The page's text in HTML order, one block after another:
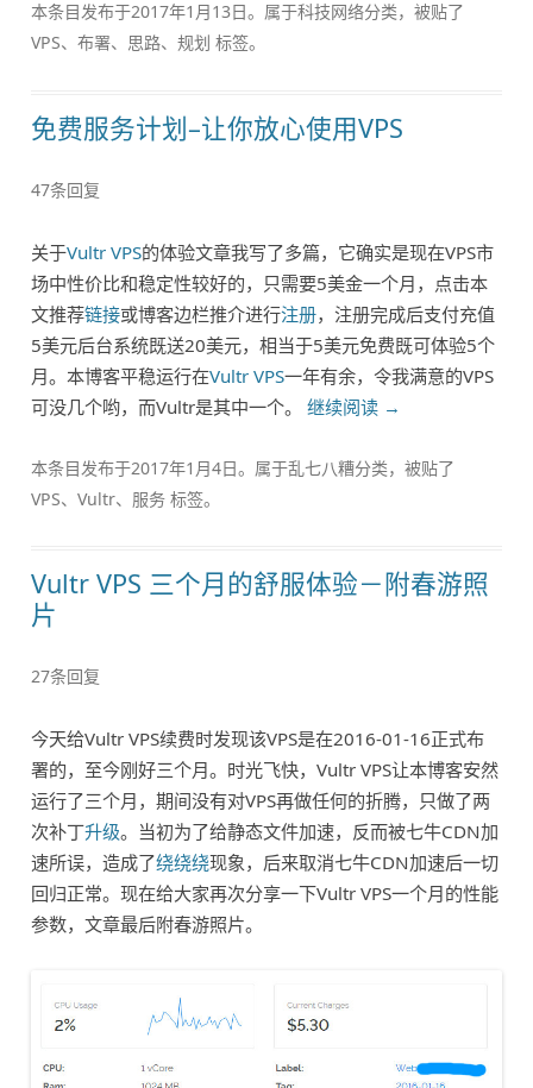
本条目发布于2017年1月13日。属于科技网络分类，被贴了
VPS、布署、 思路、规划 标签。
免费服务计划–让你放心使用VPS
47条回复
关于Vultr VPS的体验文章我写了多篇，它确实是现在VPS市
场中性价比和稳定性较好的，只需要5美金一个月，点击本
文推荐链接或博客边栏推介进行注册，注册完成后支付充值
5美元后台系统既送20美元，相当于5美元免费既可体验5个
月。本博客平稳运行在Vultr VPS一年有余，令我满意的VPS
可没几个哟，而Vultr是其中一个。继续阅读 →
本条目发布于2017年1月4日。属于乱七八糟分类，被贴了
VPS、Vultr、 服务 标签。
Vultr VPS 三个月的舒服体验－附春游照
片
27条回复
今天给Vultr VPS续费时发现该VPS是在2016-01-16正式布
署的，至今刚好三个月。时光飞快，Vultr VPS让本博客安然
运行了三个月，期间没有对VPS再做任何的折腾，只做了两
次补丁升级。当初为了给静态文件加速，反而被七牛CDN加
速所误，造成了绕绕绕现象，后来取消七牛CDN加速后一切
回归正常。现在给大家再次分享一下Vultr VPS一个月的性能
参数，文章最后附春游照片。